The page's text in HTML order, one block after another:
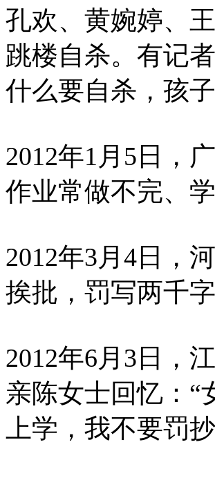
孔欢、黄婉婷、
跳楼自杀。有记
什么要自杀，孩
2012年1月5日，
作业常做不完、
2012年3月4日，
挨批，罚写两千
2012年6月3日，
亲陈女士回忆：“
上学，我不要罚